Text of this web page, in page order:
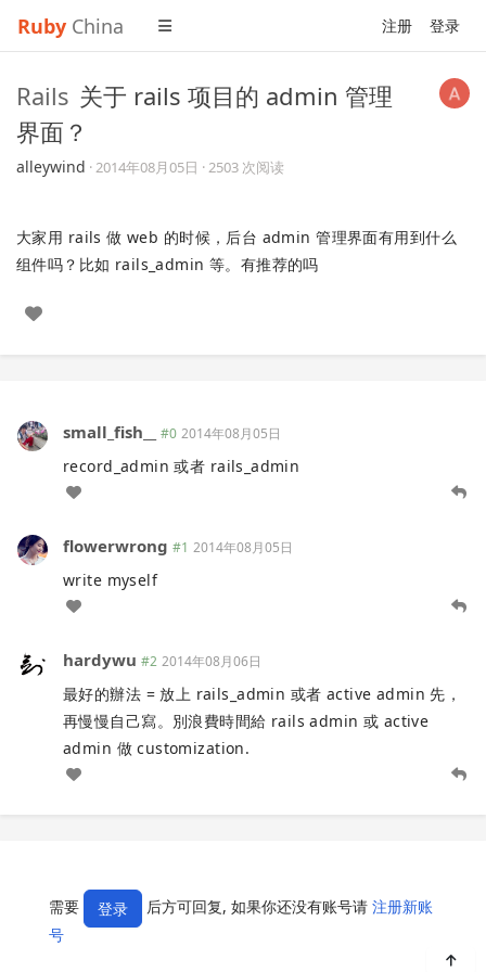
Ruby China 注册 登录
Rails 关于 rails 项目的 admin 管理
界面？
alleywind ·2014年08月05日 · 2503 次阅读
大家用 rails 做 web 的时候，后台 admin 管理界面有用到什么
组件吗？比如 rails_admin 等。有推荐的吗
small_fish__ #0 2014年08月05日
record_admin 或者 rails_admin
flowerwrong #1 2014年08月05日
write myself
hardywu #2 2014年08月06日
最好的辦法 = 放上 rails_admin 或者 active admin 先，
再慢慢自己寫。別浪費時間給 rails admin 或 active
admin 做 customization.
需要 登录 后方可回复, 如果你还没有账号请 注册新账
号